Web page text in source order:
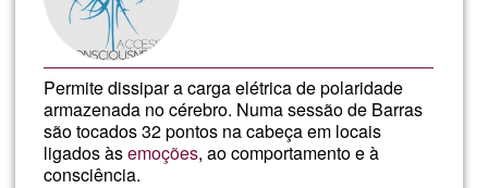
Permite dissipar a carga elétrica de polaridade
armazenada no cérebro. Numa sessão de Barras
são tocados 32 pontos na cabeça em locais
ligados àsemoções, ao comportamento e à
consciência.